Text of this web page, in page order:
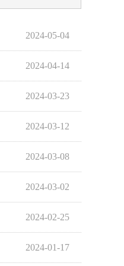
2024-05-04
2024-04-14
2024-03-23
2024-03-12
2024-03-08
2024-03-02
2024-02-25
2024-01-17